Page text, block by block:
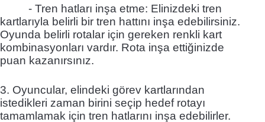
- Tren hatları inşa etme: Elinizdeki tren
kartlarıyla belirli bir tren hattını inşa edebilirsiniz.
Oyunda belirli rotalar için gereken renkli kart
kombinasyonları vardır. Rota inşa ettiğinizde
puan kazanırsınız.
3. Oyuncular, elindeki görev kartlarından
istedikleri zaman birini seçip hedef rotayı
tamamlamak için tren hatlarını inşa edebilirler.